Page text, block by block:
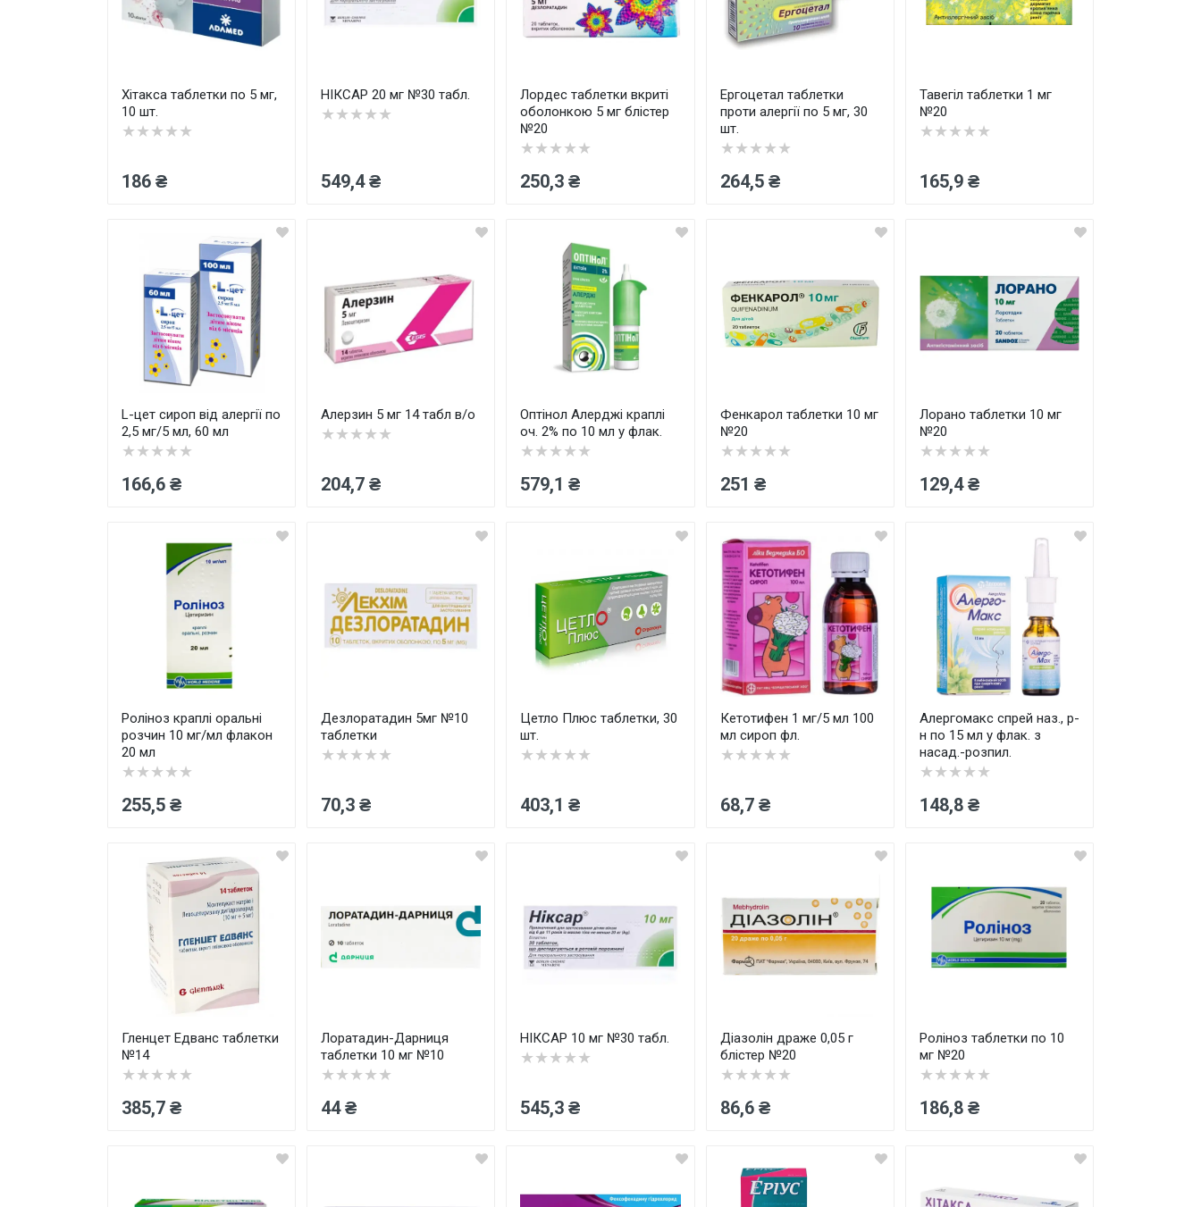
Хітакса таблетки по 5 мг,
10 шт.
★★★★★
186 ₴
НІКСАР 20 мг №30 табл.
★★★★★
549,4 ₴
Лордес таблетки вкриті
оболонкою 5 мг блістер
№20
★★★★★
250,3 ₴
Ергоцетал таблетки
проти алергії по 5 мг, 30
шт.
★★★★★
264,5 ₴
Тавегіл таблетки 1 мг
№20
★★★★★
165,9 ₴
L-цет сироп від алергії по
2,5 мг/5 мл, 60 мл
★★★★★
166,6 ₴
Алерзин 5 мг 14 табл в/о
★★★★★
204,7 ₴
Оптінол Алерджі краплі
оч. 2% по 10 мл у флак.
★★★★★
579,1 ₴
Фенкарол таблетки 10 мг
№20
★★★★★
251 ₴
Лорано таблетки 10 мг
№20
★★★★★
129,4 ₴
Роліноз краплі оральні
розчин 10 мг/мл флакон
20 мл
★★★★★
255,5 ₴
Дезлоратадин 5мг №10
таблетки
★★★★★
70,3 ₴
Цетло Плюс таблетки, 30
шт.
★★★★★
403,1 ₴
Кетотифен 1 мг/5 мл 100
мл сироп фл.
★★★★★
68,7 ₴
Алергомакс спрей наз., р-
н по 15 мл у флак. з
насад.-розпил.
★★★★★
148,8 ₴
Гленцет Едванс таблетки
№14
★★★★★
385,7 ₴
Лоратадин-Дарниця
таблетки 10 мг №10
★★★★★
44 ₴
НІКСАР 10 мг №30 табл.
★★★★★
545,3 ₴
Діазолін драже 0,05 г
блістер №20
★★★★★
86,6 ₴
Роліноз таблетки по 10
мг №20
★★★★★
186,8 ₴